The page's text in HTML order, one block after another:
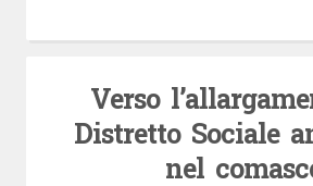
Verso
Distretto Sociale
nel